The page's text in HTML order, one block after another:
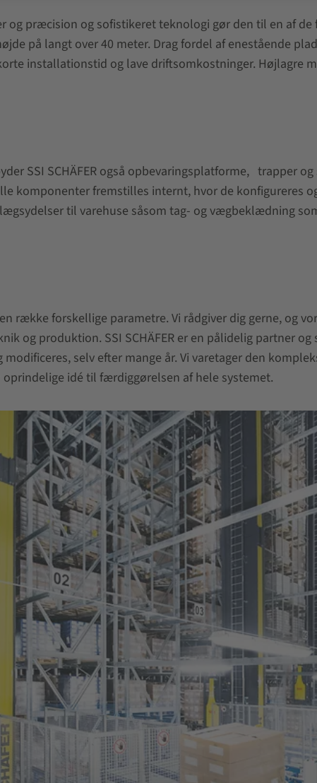
og præcision og sofistikeret teknologi gør den til en af
på langt over 40 meter. Drag fordel af enestående
installationstid og lave driftsomkostninger. Højlagre
SSI SCHÄFER også opbevaringsplatforme, trapper og
komponenter fremstilles internt, hvor de konfigureres
til varehuse såsom tag- og vægbeklædning
række forskellige parametre. Vi rådgiver dig gerne, og
og produktion. SSI SCHÄFER er en pålidelig partner
selv efter mange år. Vi varetager den
idé til færdiggørelsen af hele systemet.